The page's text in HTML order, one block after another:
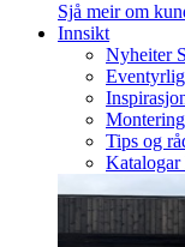
Sjå meir om
Innsikt
Nyheiter
Montering
Tips og
Katalogar